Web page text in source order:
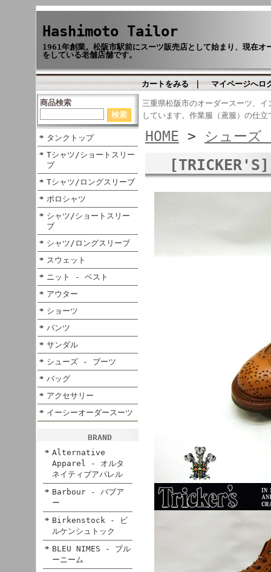
Hashimoto Tailor
1961年創業。松阪市駅前にスーツ販売店として始まり、現在
をしている老舗店舗です。
カートをみる｜ マイページへロ
商品検索
タンクトップ
Tシャツ/ショートスリー
ブ
Tシャツ/ロングスリーブ
ポロシャツ
シャツ/ショートスリー
ブ
シャツ/ロングスリーブ
スウェット
ニット - ベスト
アウター
ショーツ
パンツ
サンダル
シューズ - ブーツ
バッグ
アクセサリー
イーシーオーダースーツ
BRAND
Alternative
Apparel - オルタ
ネイティブアパレル
Barbour - バブア
ー
Birkenstock - ビ
ルケンシュトック
BLEU NIMES - ブル
ーニーム
三重県松阪市のオーダースーツ、
しています。作業服（鳶服）の仕
HOME > シュー
[TRICKER'S]